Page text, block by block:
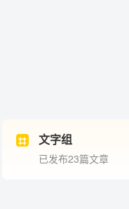
文字组
已发布23篇文章